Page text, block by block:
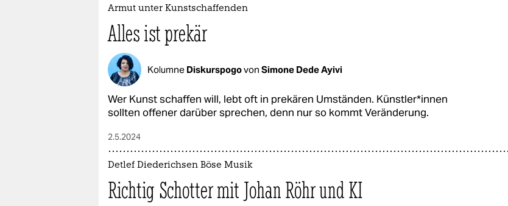
epaper login
Armut unter Kunstschaffenden
Alles ist prekär
Kolumne Diskurspogovon Simone Dede Ayivi
Wer Kunst schaffen will, lebt oft in prekären Umständen. Künst­le­r*in­nen
sollten offener darüber sprechen, denn nur so kommt Veränderung.
2.5.2024
Detlef Diederichsen Böse Musik
Richtig Schotter mit Johan Röhr und KI